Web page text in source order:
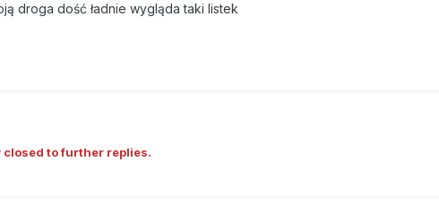
droga dość ładnie wygląda taki listek
closed to further replies.